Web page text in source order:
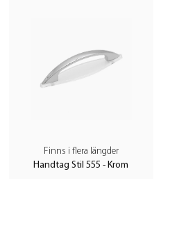
Finns i flera längder
Handtag Stil 555 - Krom